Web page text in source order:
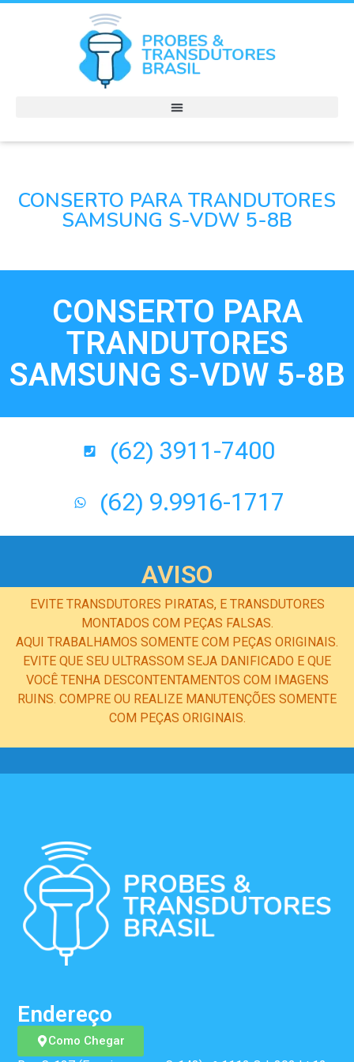
CONSERTO PARA TRANDUTORES
SAMSUNG S-VDW 5-8B
CONSERTO PARA
TRANDUTORES
SAMSUNG S-VDW 5-8B
(62) 3911-7400
(62) 9.9916-1717
AVISO
EVITE TRANSDUTORES PIRATAS, E TRANSDUTORES
MONTADOS COM PEÇAS FALSAS.
AQUI TRABALHAMOS SOMENTE COM PEÇAS ORIGINAIS.
EVITE QUE SEU ULTRASSOM SEJA DANIFICADO E QUE
VOCÊ TENHA DESCONTENTAMENTOS COM IMAGENS
RUINS. COMPRE OU REALIZE MANUTENÇÕES SOMENTE
COM PEÇAS ORIGINAIS.
Como Chegar
Endereço